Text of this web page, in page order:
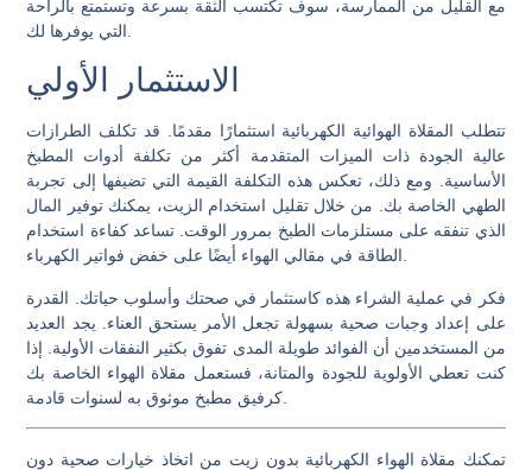
مع القليل من الممارسة، سوف تكتسب الثقة بسرعة وتستمتع بالراحة
الاستثمار الأولي
تتطلب المقلاة الهوائية الكهربائية استثمارًا مقدمًا. قد تكلف الطرازات
عالية الجودة ذات الميزات المتقدمة أكثر من تكلفة أدوات المطبخ
الأساسية. ومع ذلك، تعكس هذه التكلفة القيمة التي تضيفها إلى تجربة
الطهي الخاصة بك. من خلال تقليل استخدام الزيت، يمكنك توفير المال
الذي تنفقه على مستلزمات الطبخ بمرور الوقت. تساعد كفاءة استخدام
الطاقة في مقالي الهواء أيضًا على خفض فواتير الكهرباء.
فكر في عملية الشراء هذه كاستثمار في صحتك وأسلوب حياتك. القدرة
على إعداد وجبات صحية بسهولة تجعل الأمر يستحق العناء. يجد العديد
من المستخدمين أن الفوائد طويلة المدى تفوق بكثير النفقات الأولية. إذا
كنت تعطي الأولوية للجودة والمتانة، فستعمل مقلاة الهواء الخاصة بك
تمكنك مقلاة الهواء الكهربائية بدون زيت من اتخاذ خيارات صحية دون